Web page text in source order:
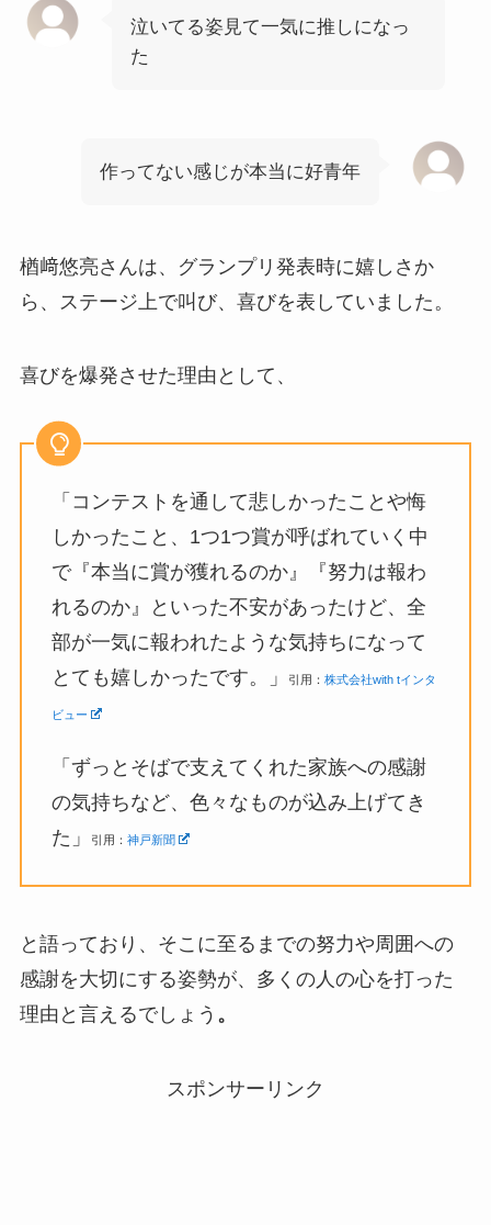
泣いてる姿見て一気に推しになっ
た
作ってない感じが本当に好青年
楢﨑悠亮さんは、グランプリ発表時に嬉しさか
ら、ステージ上で叫び、喜びを表していました。
喜びを爆発させた理由として、
「コンテストを通して悲しかったことや悔
しかったこと、1つ1つ賞が呼ばれていく中
で『本当に賞が獲れるのか』『努力は報わ
れるのか』といった不安があったけど、全
部が一気に報われたような気持ちになって
とても嬉しかったです。」
引用： 株式会社with tインタ
ビュー
「 ずっとそばで支えてくれた家族への感謝
の気持ちなど、色々なものが込み上げてき
た」
引用： 神戸新聞
と語っており、そこに至るまでの努力や周囲への
感謝を大切にする姿勢が、多くの人の心を打った
理由と言えるでしょう 。
スポンサーリンク